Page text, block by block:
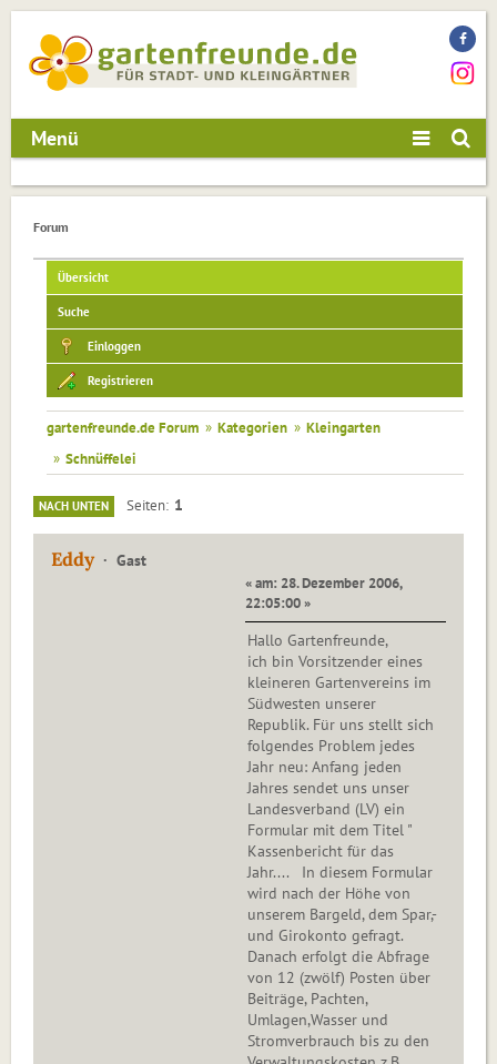
Menü
Forum
Übersicht
Suche
Einloggen
Registrieren
gartenfreunde.de Forum » Kategorien » Kleingarten
» Schnüffelei
NACH UNTEN Seiten 1
Eddy Gast
« am: 28. Dezember 2006,
22:05:00 »
Hallo Gartenfreunde,
ich bin Vorsitzender eines
kleineren Gartenvereins im
Südwesten unserer
Republik. Für uns stellt sich
folgendes Problem jedes
Jahr neu: Anfang jeden
Jahres sendet uns unser
Landesverband (LV) ein
Formular mit dem Titel "
Kassenbericht für das
Jahr.... In diesem Formular
wird nach der Höhe von
unserem Bargeld, dem Spar,-
und Girokonto gefragt.
Danach erfolgt die Abfrage
von 12 (zwölf) Posten über
Beiträge, Pachten,
Umlagen,Wasser und
Stromverbrauch bis zu den